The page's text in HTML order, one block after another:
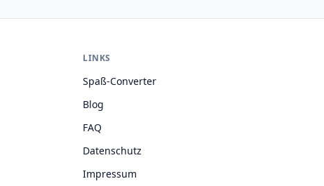
LINKS
Spaß-Converter
Blog
FAQ
Datenschutz
Impressum